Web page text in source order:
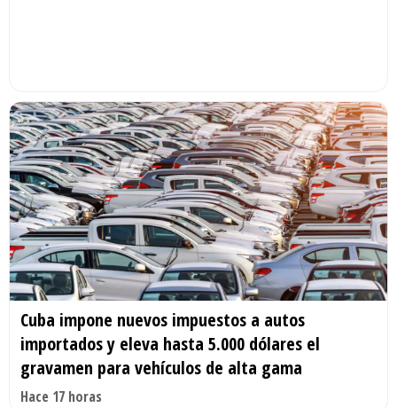
Cuba impone nuevos impuestos a autos
importados y eleva hasta 5.000 dólares el
gravamen para vehículos de alta gama
Hace 17 horas